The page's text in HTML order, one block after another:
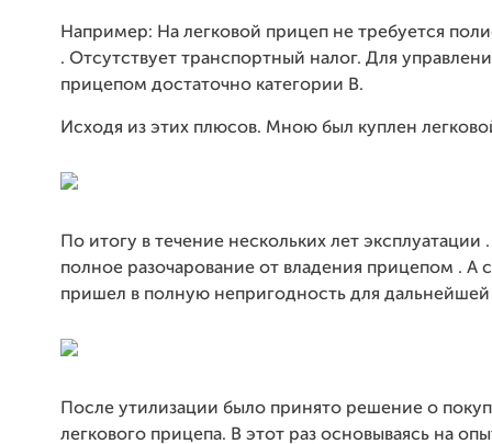
Например: На легковой прицеп не требуется
. Отсутствует транспортный налог. Для
прицепом достаточно категории В.
Исходя из этих плюсов. Мною был куплен
По итогу в течение нескольких лет эксплуатации
полное разочарование от владения прицепом . А
пришел в полную непригодность для дальнейшей
После утилизации было принято решение о
легкового прицепа. В этот раз основываясь на